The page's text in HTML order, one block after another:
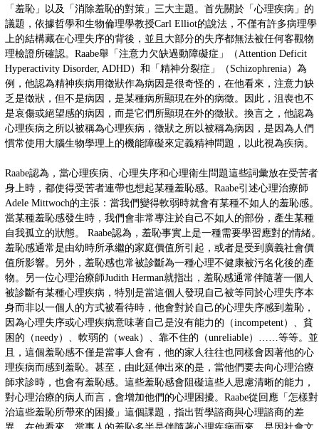
「羞恥」以及「消除羞恥的對策」三大主題。首先關於「心理疾病」的
議題，依據哲學和生物倫理學教授Carl Elliot的說法，不僅有許多病理學
上的結構藏在心理失序的背後，並且大部分的失序都無法被任何客觀物
理檢證所確認。Raabe舉「注意力欠缺過動障礙症」（Attention Deficit
Hyperactivity Disorder, ADHD）和「精神分裂症」（Schizophrenia）為
例，他認為精神疾病用徵狀作為病因是很奇怪的，在他看來，注意力缺
乏是徵狀，但不是病因，是某種病所顯現在外的病徵。因此，沮喪也不
是哀傷或絕望感的病因，而是它們所顯現在外的徵狀。換言之，他認為
心理疾病之所以被稱為心理疾病，徵狀之所以被稱為病因，是因為人們
慣常使用大腦生物學理上的機能障礙來定義精神問題，以此視為疾病。
Raabe認為，當心理疾病、心理失序和心理衛生問題這些詞彙放在受苦者
身上時，都使得受苦者連帶也想起某種羞恥感。Raabe引述心理治療師
Adele Mittwoch的主張：當我們變得軟弱時就會有某種不如人的羞恥感。
當某種羞恥感發生時，我們會非常專注於自己不如人的部份，產生某種
自我孤立的狀態。 Raabe認為，羞恥事實上是一種需要學習應對的情緒
羞恥感通常是由幼時所承繼的家庭價值所引起，或者是受到廣義社會價
值所影響。另外，羞恥感也常被診斷為一種心理不健康被污名化後的產
物。另一位心理治療師Judith Herman就指出，羞恥感通常伴隨著一個人
被診斷有某種心理疾病，特別是當這個人發現自己被等同於心理失序本
身而非以一個人的方式被看待時，他會對於自己的心理失序感到羞恥，
因為心理失序或心理疾病意味著自己是沒有能力的（incompetent）、貧
困的（needy）、軟弱的（weak）、靠不住的（unreliable）……等等。並
且，這個羞恥感不僅是當事人會有，他的家人往往也同樣會因著他的心
理疾病而感到羞恥。甚至，由此延伸出來的是，當他們要去向心理治療
師求診時，也會有羞恥感。這些羞恥感會阻礙這些人思慮清晰的能力，
對心理治療的病人而言，會增加他們的心理困擾。Raabe從回應「怎樣對
治這些羞恥所帶來的困擾」這個課題，指出哲學諮商與心理諮商的差